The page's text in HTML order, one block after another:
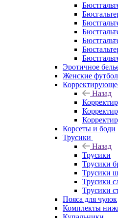
Эротичное
Женские
Назад
Корсеты и боди
Трусики
Назад
Трусики
Трусики
Трусики
Трусики
Трусики
Пояса для чулок
Комплекты